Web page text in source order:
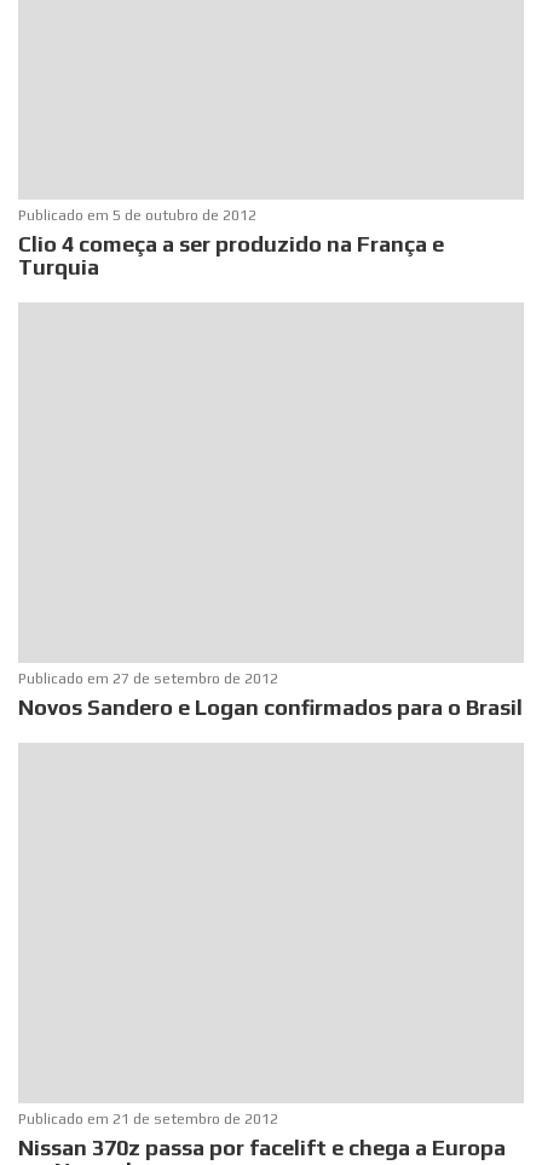
Publicado em 5 de outubro de 2012
Clio 4 começa a ser produzido na França e
Turquia
Publicado em 27 de setembro de 2012
Novos Sandero e Logan confirmados para o Brasil
Publicado em 21 de setembro de 2012
Nissan 370z passa por facelift e chega a Europa